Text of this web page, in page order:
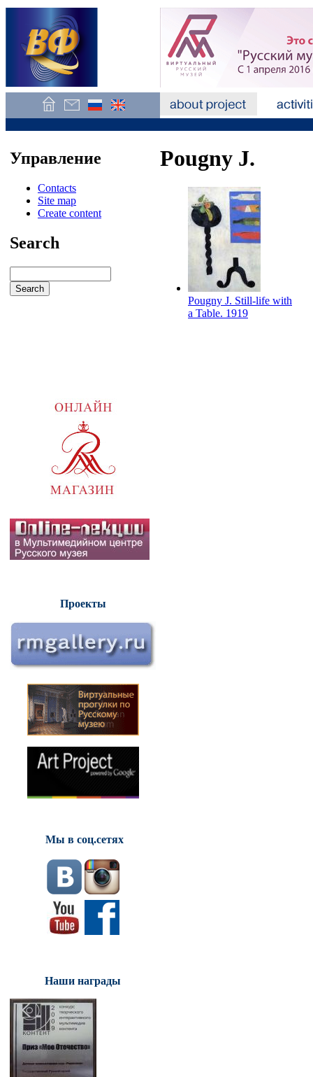
Управление
Contacts
Site map
Create content
Search
Проекты
Мы в соц.сетях
Наши награды
Pougny J.
Pougny J. Still-life with
a Table. 1919